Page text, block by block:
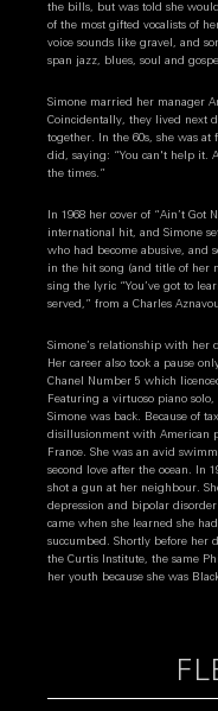
the bills, but was told she
of the most gifted vocalists of
voice sounds like gravel, and
span jazz, blues, soul and
Simone married her manager
Coincidentally, they lived next
together. In the 60s, she was
did, saying: “You can't help it.
the times.”
In 1968 her cover of “Ain’t Got
international hit, and Simone
who had become abusive, and
in the hit song (and title of her
sing the lyric “You’ve got to
served,” from a Charles
Simone’s relationship with her
Her career also took a pause
Chanel Number 5 which
Featuring a virtuoso piano
Simone was back. Because of
disillusionment with American
France. She was an avid
second love after the ocean. In
shot a gun at her neighbour.
depression and bipolar
came when she learned she
succumbed. Shortly before her
the Curtis Institute, the same
her youth because she was